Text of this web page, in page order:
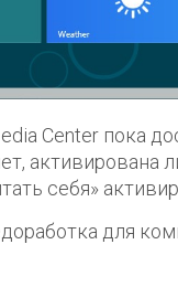
Center пока
активирована
себя»
для